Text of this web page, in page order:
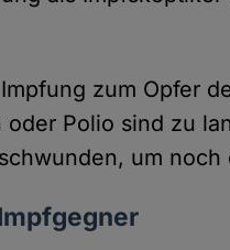
zum Opfer
Polio sind zu
um